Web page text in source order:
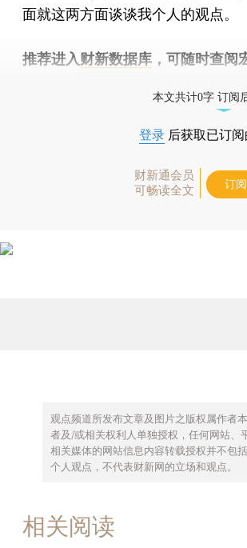
面就这两方面谈谈我个人的观点。
推荐进入财新数据库 ，可随时查阅
本文共计0字 订阅
登录 后获取已订
财新通会员
可畅读全文
订
观点频道所发布文章及图片之版权属作者
者及/或相关权利人单独授权，任何网站、
相关媒体的网站信息内容转载授权并不包
个人观点，不代表财新网的立场和观点。
相关阅读